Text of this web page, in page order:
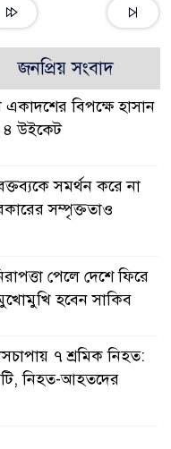
জনপ্রিয় সংবাদ
একাদশের বিপক্ষে হাসান
৪ উইকেট
সমর্থন করে না
সম্পৃক্ততাও
পেলে দেশে ফিরে
হবেন সাকিব
৭ শ্রমিক নিহত:
নিহত-আহতদের